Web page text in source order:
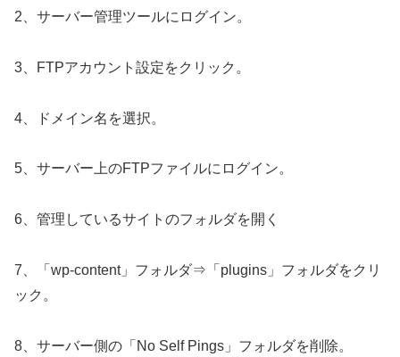
2、サーバー管理ツールにログイン。
3、FTPアカウント設定をクリック。
4、ドメイン名を選択。
5、サーバー上のFTPファイルにログイン。
6、管理しているサイトのフォルダを開く
7、「wp-content」フォルダ⇒「plugins」フォルダをクリ
ック。
8、サーバー側の「No Self Pings」フォルダを削除。